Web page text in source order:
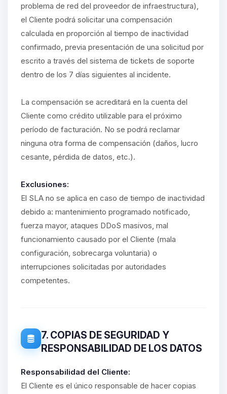
problema de red del proveedor de infraestructura),
el Cliente podrá solicitar una compensación
calculada en proporción al tiempo de inactividad
confirmado, previa presentación de una solicitud por
escrito a través del sistema de tickets de soporte
dentro de los 7 días siguientes al incidente.
La compensación se acreditará en la cuenta del
Cliente como crédito utilizable para el próximo
período de facturación. No se podrá reclamar
ninguna otra forma de compensación (daños, lucro
cesante, pérdida de datos, etc.).
Exclusiones:
El SLA no se aplica en caso de tiempo de inactividad
debido a: mantenimiento programado notificado,
fuerza mayor, ataques DDoS masivos, mal
funcionamiento causado por el Cliente (mala
configuración, sobrecarga voluntaria) o
interrupciones solicitadas por autoridades
competentes.
7. COPIAS DE SEGURIDAD Y
RESPONSABILIDAD DE LOS DATOS
Responsabilidad del Cliente:
El Cliente es el único responsable de hacer copias